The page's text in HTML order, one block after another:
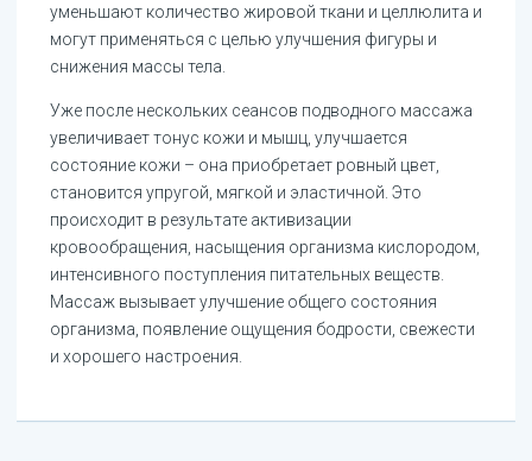
уменьшают количество жировой ткани и целлюлита и
могут применяться с целью улучшения фигуры и
снижения массы тела.
Уже после нескольких сеансов подводного массажа
увеличивает тонус кожи и мышц, улучшается
состояние кожи – она приобретает ровный цвет,
становится упругой, мягкой и эластичной. Это
происходит в результате активизации
кровообращения, насыщения организма кислородом,
интенсивного поступления питательных веществ.
Массаж вызывает улучшение общего состояния
организма, появление ощущения бодрости, свежести
и хорошего настроения.